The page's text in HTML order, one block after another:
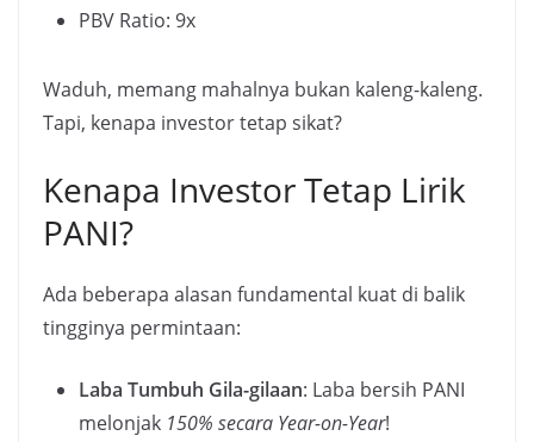
PBV Ratio: 9x
Waduh, memang mahalnya bukan kaleng-kaleng.
Tapi, kenapa investor tetap sikat?
Kenapa Investor Tetap Lirik
PANI?
Ada beberapa alasan fundamental kuat di balik
tingginya permintaan:
Laba Tumbuh Gila-gilaan: Laba bersih PANI
melonjak 150% secara Year-on-Year!